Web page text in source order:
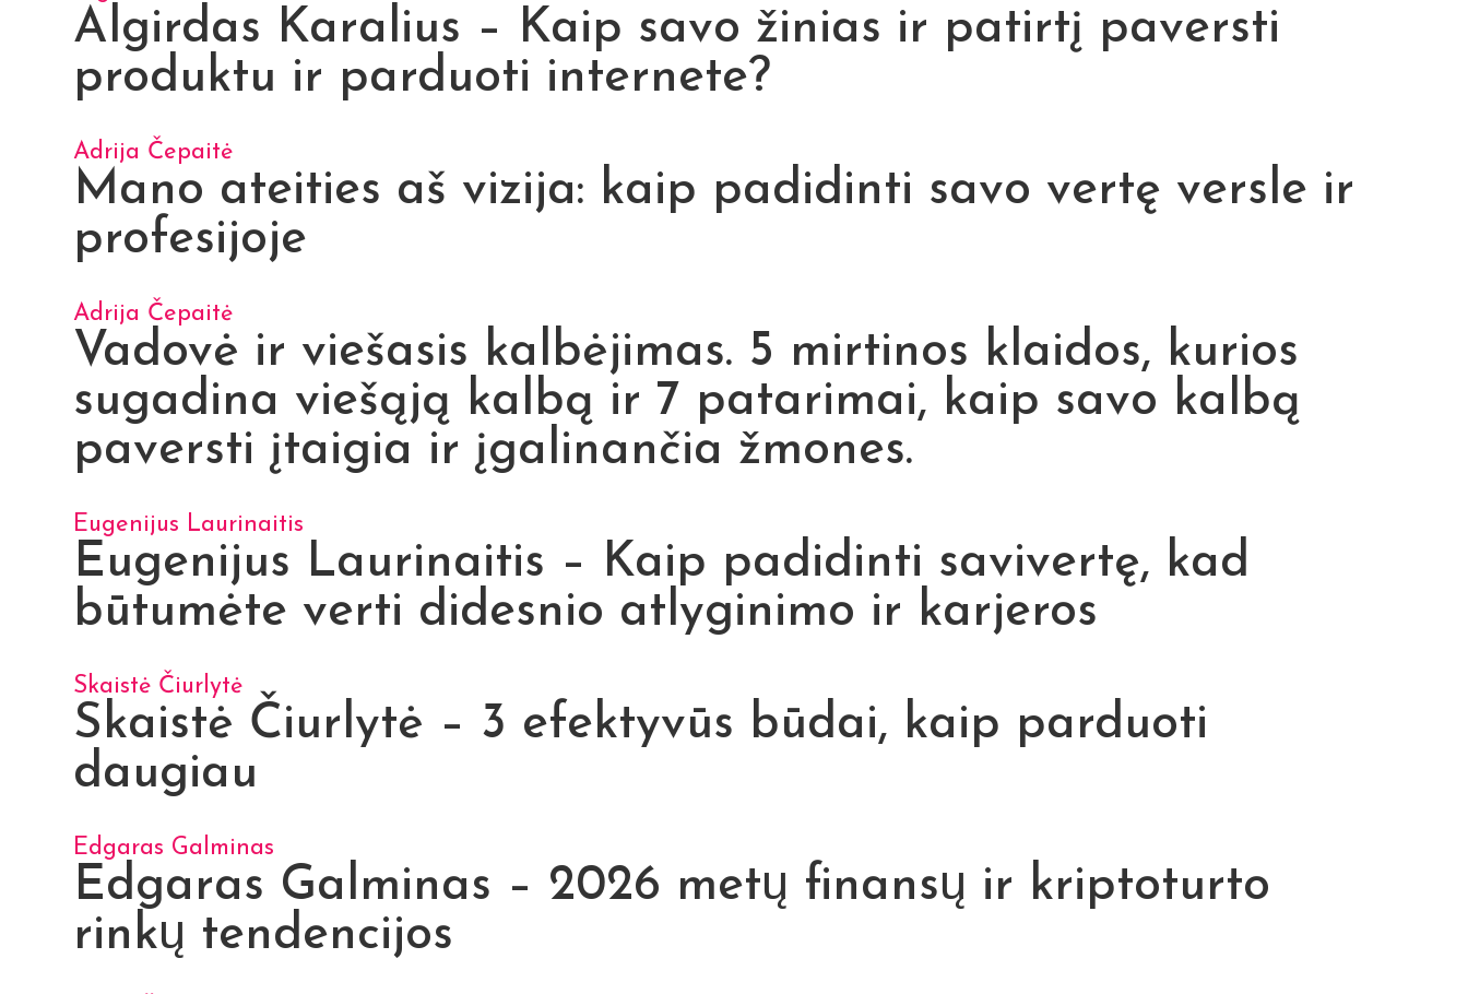
Algirdas Karalius – Kaip savo žinias ir patirtį paversti
produktu ir parduoti internete?
Adrija Čepaitė
Mano ateities aš vizija: kaip padidinti savo vertę versle ir
profesijoje
Adrija Čepaitė
Vadovė ir viešasis kalbėjimas. 5 mirtinos klaidos, kurios
sugadina viešąją kalbą ir 7 patarimai, kaip savo kalbą
paversti įtaigia ir įgalinančia žmones.
Eugenijus Laurinaitis
Eugenijus Laurinaitis – Kaip padidinti savivertę, kad
būtumėte verti didesnio atlyginimo ir karjeros
Skaistė Čiurlytė
Skaistė Čiurlytė – 3 efektyvūs būdai, kaip parduoti
daugiau
Edgaras Galminas
Edgaras Galminas – 2026 metų finansų ir kriptoturto
rinkų tendencijos